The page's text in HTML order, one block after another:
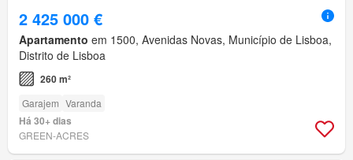
2 425 000 €
Apartamento em 1500, Avenidas Novas, Município de Lisboa,
Distrito de Lisboa
260 m²
Garajem Varanda
Há 30+ dias
GREEN-ACRES